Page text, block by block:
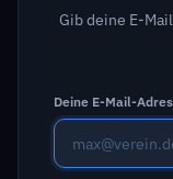
Gib deine E-
Deine E-Mail-